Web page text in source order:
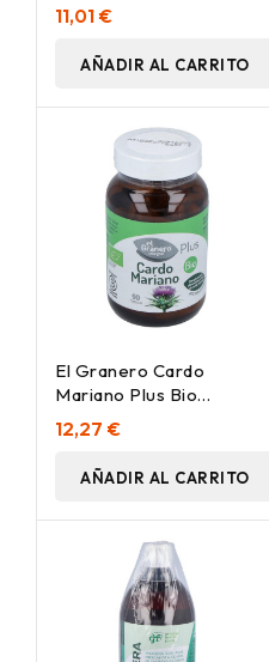
11,01 €
AÑADIR AL CARRITO
El Granero Cardo
Mariano Plus Bio
90Cap
12,27 €
AÑADIR AL CARRITO